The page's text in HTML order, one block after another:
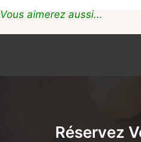
Vous aimerez aussi...
Réservez